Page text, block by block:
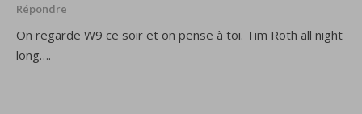
Répondre
On regarde W9 ce soir et on pense à toi. Tim Roth all night
long….